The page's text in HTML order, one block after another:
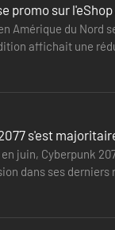
promo sur
Amérique du Nord
affichait une
s'est
juin, Cyberpunk
dans ses